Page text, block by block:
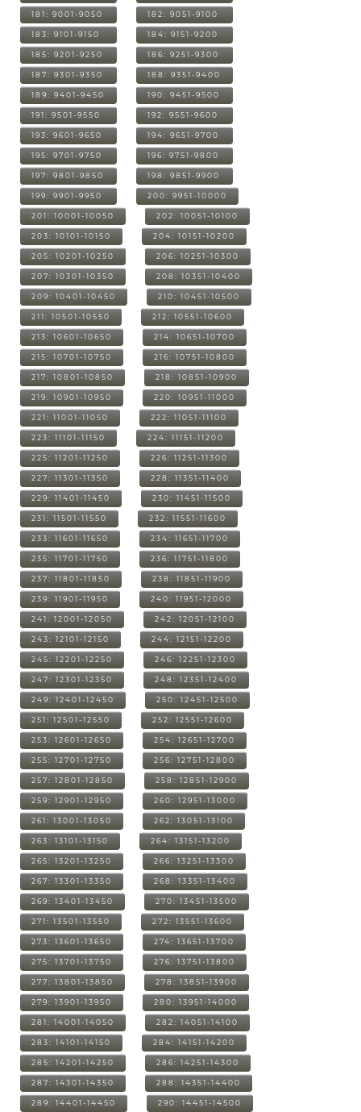
181: 9001-9050 182: 9051-9100
183: 9101-9150 184: 9151-9200
185: 9201-9250 186: 9251-9300
187: 9301-9350 188: 9351-9400
189: 9401-9450 190: 9451-9500
191: 9501-9550 192: 9551-9600
193: 9601-9650 194: 9651-9700
195: 9701-9750 196: 9751-9800
197: 9801-9850 198: 9851-9900
199: 9901-9950 200: 9951-10000
201: 10001-10050 202: 10051-10100
203: 10101-10150 204: 10151-10200
205: 10201-10250 206: 10251-10300
207: 10301-10350 208: 10351-10400
209: 10401-10450 210: 10451-10500
211: 10501-10550 212: 10551-10600
213: 10601-10650 214: 10651-10700
215: 10701-10750 216: 10751-10800
217: 10801-10850 218: 10851-10900
219: 10901-10950 220: 10951-11000
221: 11001-11050 222: 11051-11100
223: 11101-11150 224: 11151-11200
225: 11201-11250 226: 11251-11300
227: 11301-11350 228: 11351-11400
229: 11401-11450 230: 11451-11500
231: 11501-11550 232: 11551-11600
233: 11601-11650 234: 11651-11700
235: 11701-11750 236: 11751-11800
237: 11801-11850 238: 11851-11900
239: 11901-11950 240: 11951-12000
241: 12001-12050 242: 12051-12100
243: 12101-12150 244: 12151-12200
245: 12201-12250 246: 12251-12300
247: 12301-12350 248: 12351-12400
249: 12401-12450 250: 12451-12500
251: 12501-12550 252: 12551-12600
253: 12601-12650 254: 12651-12700
255: 12701-12750 256: 12751-12800
257: 12801-12850 258: 12851-12900
259: 12901-12950 260: 12951-13000
261: 13001-13050 262: 13051-13100
263: 13101-13150 264: 13151-13200
265: 13201-13250 266: 13251-13300
267: 13301-13350 268: 13351-13400
269: 13401-13450 270: 13451-13500
271: 13501-13550 272: 13551-13600
273: 13601-13650 274: 13651-13700
275: 13701-13750 276: 13751-13800
277: 13801-13850 278: 13851-13900
279: 13901-13950 280: 13951-14000
281: 14001-14050 282: 14051-14100
283: 14101-14150 284: 14151-14200
285: 14201-14250 286: 14251-14300
287: 14301-14350 288: 14351-14400
289: 14401-14450 290: 14451-14500